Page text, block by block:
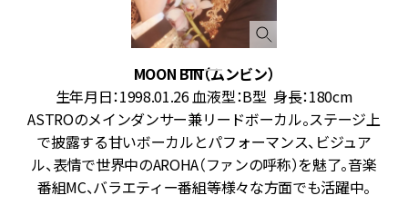
MOON BIN（ムンビン）
生年月日：1998.01.26 血液型：B型 身長：180cm
ASTROのメインダンサー兼リードボーカル。ステージ上
で披露する甘いボーカルとパフォーマンス、ビジュア
ル、表情で世界中のAROHA（ファンの呼称）を魅了。音楽
番組MC、バラエティー番組等様々な方面でも活躍中。